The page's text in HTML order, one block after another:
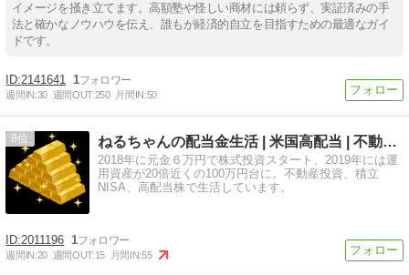
イメージを掻き立てます。高額塾や怪しい商材には頼らず、実証済みの手
法と確かなノウハウを伝え、誰もが経済的自立を目指すための最適なガイ
ドです。
2141641 1
週間IN:30 週間OUT:250 月間IN:50
8 ねるちゃんの配当金生活 | 米国高配当 | 不動産投資
2018年に元金６万円で株式投資スタート、2019年には運
用資産が20倍近くの100万円台に。不動産投資、積立
NISA、高配当株で生活しています。
2011196 1
週間IN:20 週間OUT:15 月間IN:55